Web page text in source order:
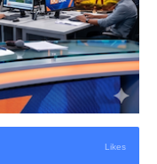
Likes